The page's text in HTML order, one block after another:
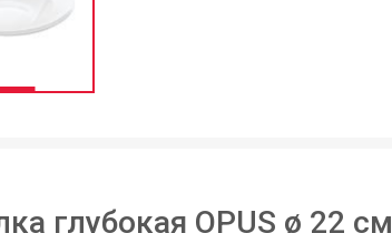
глубокая OPUS ø 22 см